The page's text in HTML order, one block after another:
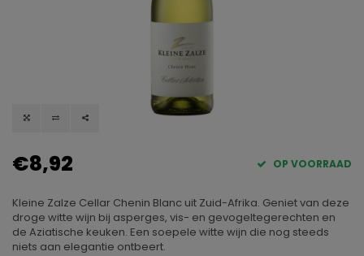
€8,92 OP VOORRAAD
Kleine Zalze Cellar Chenin Blanc uit Zuid-Afrika. Geniet van deze
droge witte wijn bij asperges, vis- en gevogeltegerechten en
de Aziatische keuken. Een soepele witte wijn die nog steeds
niets aan elegantie ontbeert.